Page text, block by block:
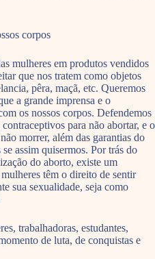
corpos
mulheres em produtos vendidos
que nos tratem como objetos
pêra, maçã, etc. Queremos
a grande imprensa e o
os nossos corpos. Defendemos
para não abortar, e o
morrer, além das garantias do
assim quisermos. Por trás do
do aborto, existe um
têm o direito de sentir
sua sexualidade, seja como
trabalhadoras, estudantes,
de luta, de conquistas e